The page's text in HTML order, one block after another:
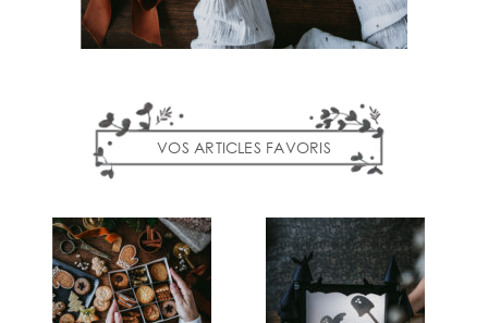
VOS ARTICLES FAVORIS